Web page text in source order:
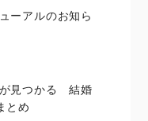
ーアルのお知ら
が見つかる 結婚
とめ